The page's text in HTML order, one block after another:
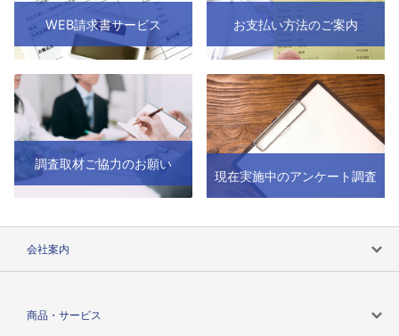
WEB請求書サービス お支払い方法のご案内
調査取材ご協力のお願い
現在実施中のアンケート調査
会社案内
商品・サービス